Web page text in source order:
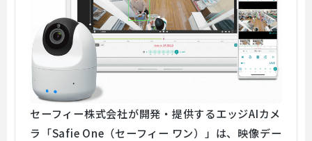
セーフィー株式会社が開発・提供するエッジAIカメ
ラ「Safie One（セーフィー ワン）」は、映像デー